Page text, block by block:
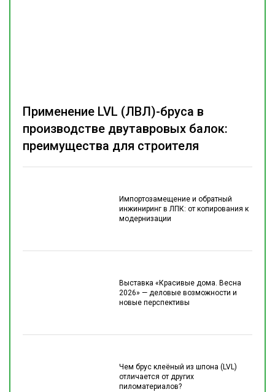
Импортозамещение и обратный
инжиниринг в ЛПК: от копирования к
модернизации
Выставка «Красивые дома. Весна
2026» — деловые возможности и
новые перспективы
Чем брус клеёный из шпона (LVL)
отличается от других
пиломатериалов?
Применение LVL (ЛВЛ)-бруса в
производстве двутавровых балок:
преимущества для строителя